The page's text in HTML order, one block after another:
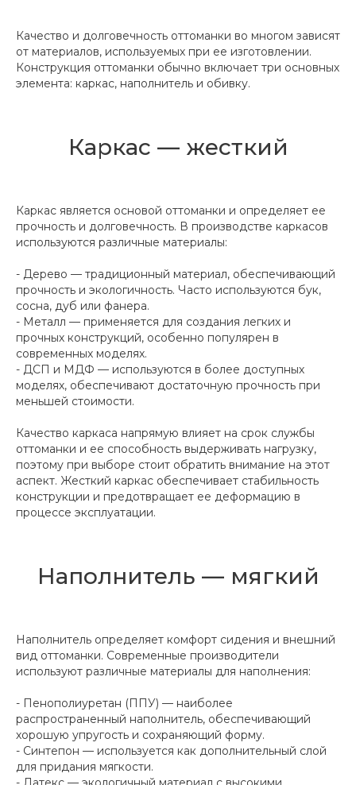
Качество и долговечность оттоманки во многом зависят
от материалов, используемых при ее изготовлении.
Конструкция оттоманки обычно включает три основных
элемента: каркас, наполнитель и обивку.
Каркас — жесткий
Каркас является основой оттоманки и определяет ее
прочность и долговечность. В производстве каркасов
используются различные материалы:
- Дерево — традиционный материал, обеспечивающий
прочность и экологичность. Часто используются бук,
сосна, дуб или фанера.
- Металл — применяется для создания легких и
прочных конструкций, особенно популярен в
современных моделях.
- ДСП и МДФ — используются в более доступных
моделях, обеспечивают достаточную прочность при
меньшей стоимости.
Качество каркаса напрямую влияет на срок службы
оттоманки и ее способность выдерживать нагрузку,
поэтому при выборе стоит обратить внимание на этот
аспект. Жесткий каркас обеспечивает стабильность
конструкции и предотвращает ее деформацию в
процессе эксплуатации.
Наполнитель — мягкий
Наполнитель определяет комфорт сидения и внешний
вид оттоманки. Современные производители
используют различные материалы для наполнения:
- Пенополиуретан (ППУ) — наиболее
распространенный наполнитель, обеспечивающий
хорошую упругость и сохраняющий форму.
- Синтепон — используется как дополнительный слой
для придания мягкости.